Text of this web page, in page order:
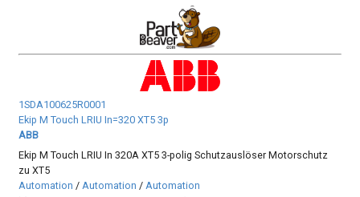
1SDA100625R0001
Ekip M Touch LRIU In=320 XT5 3p
ABB
Ekip M Touch LRIU In 320A XT5 3-polig Schutzauslöser Motorschutz
zu XT5
Automation / Automation / Automation